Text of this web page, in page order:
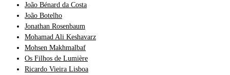
João Bénard da Costa
João Botelho
Jonathan Rosenbaum
Mohamad Ali Keshavarz
Mohsen Makhmalbaf
Os Filhos de Lumière
Ricardo Vieira Lisboa